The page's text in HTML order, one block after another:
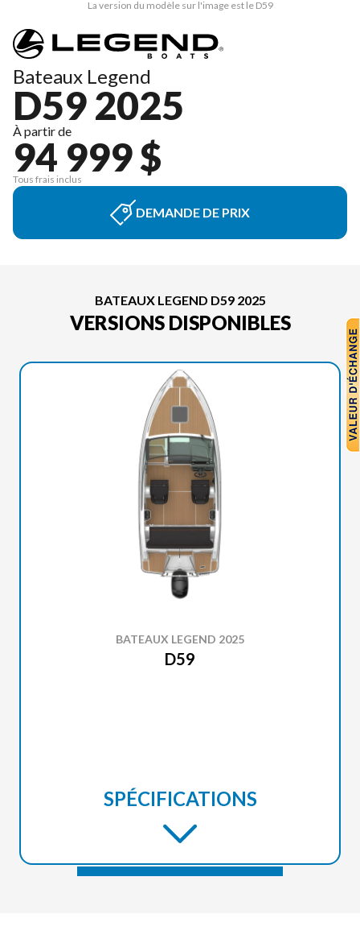
La version du modèle sur l'image est le D59
Bateaux Legend
D59 2025
À partir de
94 999 $
Tous frais inclus
DEMANDE DE PRIX
BATEAUX LEGEND D59 2025
VERSIONS DISPONIBLES
BATEAUX LEGEND 2025
D59
SPÉCIFICATIONS